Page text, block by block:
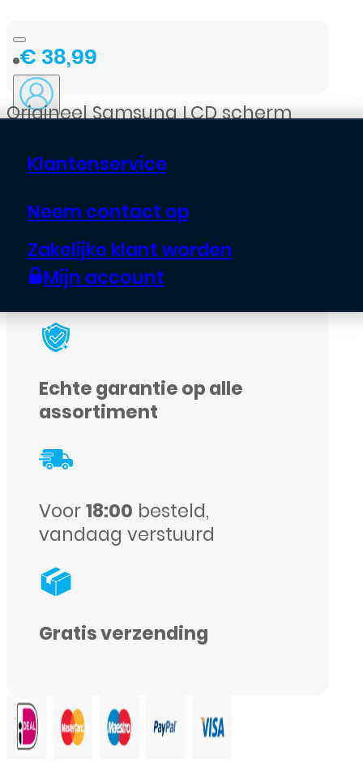
Klantenservice
Neem contact op
Zakelijke klant worden
Mijn account
€ 38,99
Origineel Samsung LCD scherm
touchscreen
Uitverkocht
Echte garantie op alle
assortiment
Voor18:00 besteld,
vandaag verstuurd
Gratis verzending